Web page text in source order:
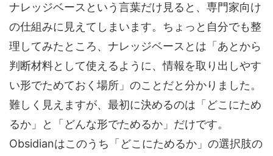
ナレッジベースという言葉だけ見ると、専門家向け
の仕組みに見えてしまいます。ちょっと自分でも整
理してみたところ、ナレッジベースとは「あとから
判断材料として使えるように、情報を取り出しやす
い形でためておく場所」のことだと分かりました。
難しく見えますが、最初に決めるのは「どこにため
るか」と「どんな形でためるか」だけです。
Obsidianはこのうち「どこにためるか」の選択肢の